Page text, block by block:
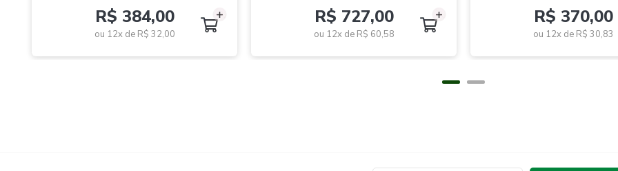
R$ 384,00
ou 12x de R$ 32,00
R$ 727,00
ou 12x de R$ 60,58
R$ 370,00
ou 12x de R$ 30,83